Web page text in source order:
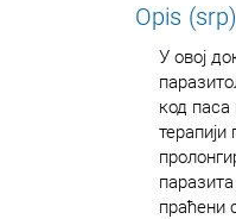
Opis (srp)
У овој
код
праћени